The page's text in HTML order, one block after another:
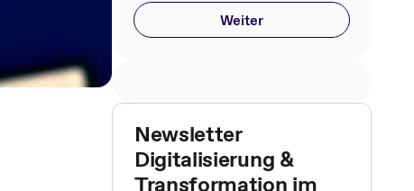
Weiter
Newsletter
Digitalisierung &
Transformation im